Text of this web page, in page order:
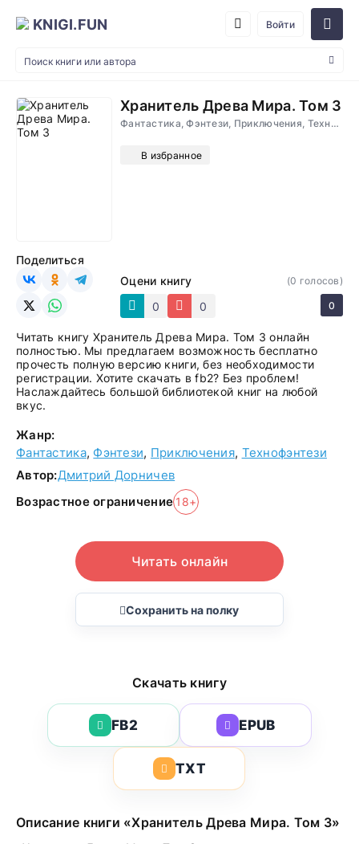
KNIGI.FUN Войти
Хранитель Древа Мира. Том 3
Фантастика, Фэнтези, Приключения, Технофэнтези
В избранное
Оцени книгу
0
0
(0 голосов)
0
Поделиться
Читать книгу Хранитель Древа Мира. Том 3 онлайн
полностью. Мы предлагаем возможность бесплатно
прочесть полную версию книги, без необходимости
регистрации. Хотите скачать в fb2? Без проблем!
Наслаждайтесь большой библиотекой книг на любой
вкус.
Жанр:
Фантастика, Фэнтези, Приключения, Технофэнтези
Автор:Дмитрий Дорничев
Возрастное ограничение 18+
Читать онлайн
Сохранить на полку
Скачать книгу
FB2 EPUB
TXT
Описание книги «Хранитель Древа Мира. Том 3»